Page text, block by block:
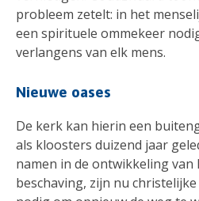
probleem zetelt: in het
een spirituele ommekeer
verlangens van elk mens.
Nieuwe oases
De kerk kan hierin een
als kloosters duizend jaar
namen in de ontwikkeling van
beschaving, zijn nu